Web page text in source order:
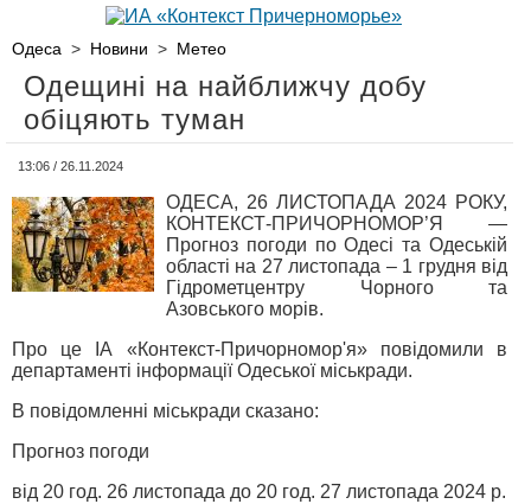
Одеса > Новини > Метео
Одещині на найближчу добу
обіцяють туман
13:06 / 26.11.2024
ОДЕСА, 26 ЛИСТОПАДА 2024 РОКУ,
КОНТЕКСТ-ПРИЧОРНОМОР’Я —
Прогноз погоди по Одесі та Одеській
області на 27 листопада – 1 грудня від
Гідрометцентру Чорного та
Азовського морів.
Про це ІА «Контекст-Причорномор'я» повідомили в
департаменті інформації Одеської міськради.
В повідомленні міськради сказано:
Прогноз погоди
від 20 год. 26 листопада до 20 год. 27 листопада 2024 р.